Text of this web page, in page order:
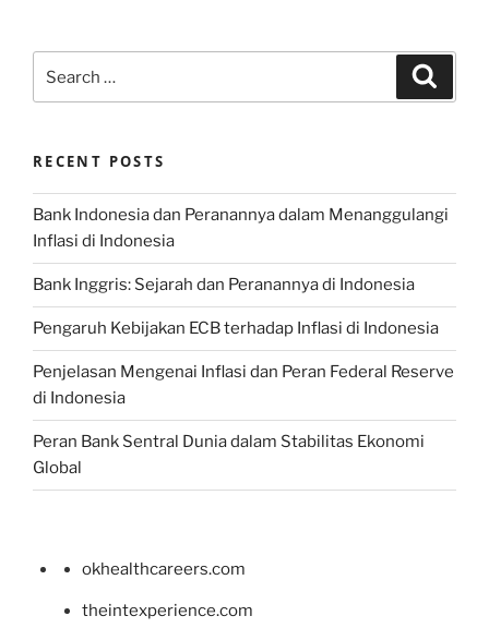
for:
RECENT POSTS
Bank Indonesia dan Peranannya dalam Menanggulangi
Inflasi di Indonesia
Bank Inggris: Sejarah dan Peranannya di Indonesia
Pengaruh Kebijakan ECB terhadap Inflasi di Indonesia
Penjelasan Mengenai Inflasi dan Peran Federal Reserve
di Indonesia
Peran Bank Sentral Dunia dalam Stabilitas Ekonomi
Global
okhealthcareers.com
theintexperience.com